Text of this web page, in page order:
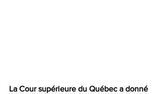
La Cour supérieure du Québec a donné